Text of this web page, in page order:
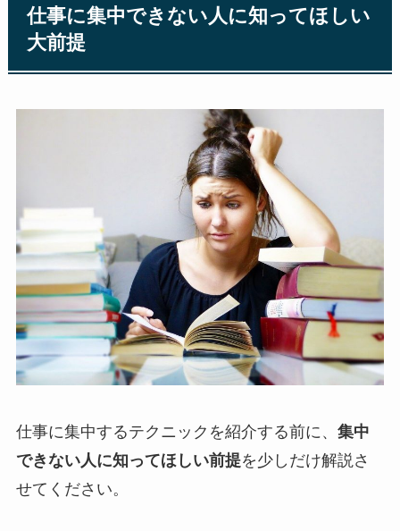
仕事に集中できない人に知ってほしい
大前提
仕事に集中するテクニックを紹介する前に、 集中
できない人に知ってほしい前提を少しだけ解説さ
せてください。